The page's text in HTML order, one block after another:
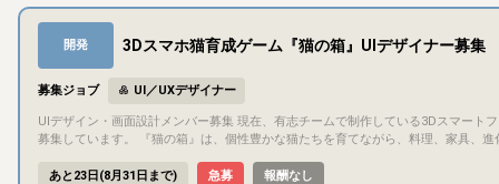
を含め、契約時に取り決めます）をいただくことを想定しています 上記について
お、作品の発表はサークル名義で行いますが、ご協力いただいたメンバーのクレジットを記載する予定です ## 応募条件につ
募時点で20歳以上であること（報酬のお支払い・契約締結の都合によるもの） -
に関する統計分析レポート（短信）をお渡ししますので、そちらをご確認の上、
るポートフォリオをご提出いただきます（形式、フォーマットは自由です） ## 選考期間について 応募状況により変動する部分が大きく、現時点では確定できてい
ョン方法 Discordを利用します こちらでDiscordサーバーを用意いたしますので
開発 3Dスマホ猫育成ゲーム『猫の箱』UIデザイナー募集
募集ジョブ UI／UXデザイナー
UIデザイン・画面設計メンバー募集 現在、有志チームで制作している3Dスマートフォン向け猫育成ゲーム **『猫の箱』**のUI制作に参加してくださる方を、数名
募集しています。 『猫の箱』は、個性豊かな猫たちを育てながら、料理、家具、進化、収集、クラフト、冒険などを楽しむ育成ゲームです。 猫や家具、料理などの
集では、アイコン単体の制作を中心とするのではなく、 既存のトンマナや仕様をもと
あと23日(8月31日まで) 急募 報酬なし